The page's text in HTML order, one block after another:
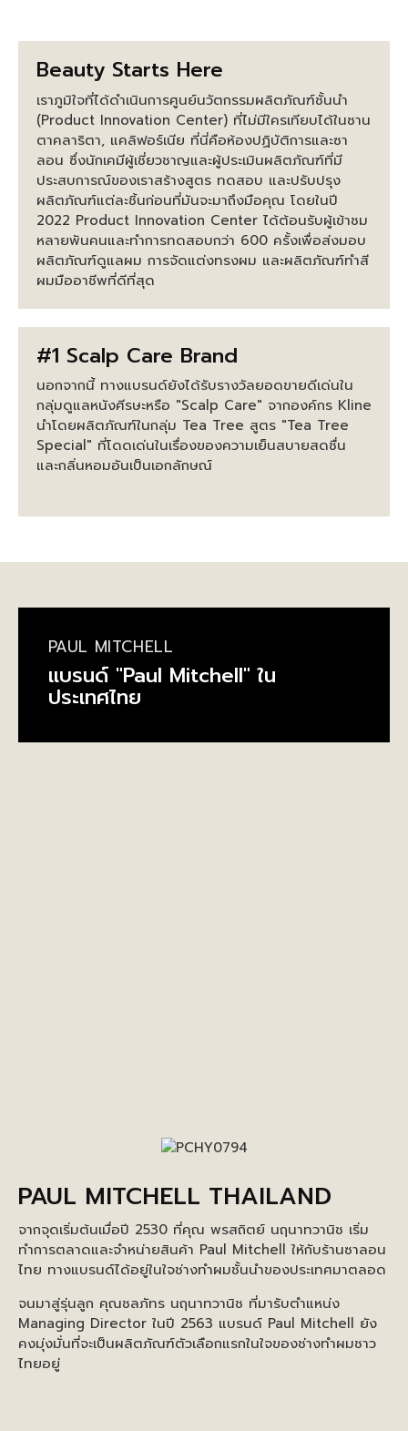
Beauty Starts Here
เราภูมิใจที่ได้ดำเนินการศูนย์นวัตกรรมผลิตภัณฑ์ชั้นนำ
(Product Innovation Center) ที่ไม่มีใครเทียบได้ในซาน
ตาคลาริตา, แคลิฟอร์เนีย ที่นี่คือห้องปฏิบัติการและซา
ลอน ซึ่งนักเคมีผู้เชี่ยวชาญและผู้ประเมินผลิตภัณฑ์ที่มี
ประสบการณ์ของเราสร้างสูตร ทดสอบ และปรับปรุง
ผลิตภัณฑ์แต่ละชิ้นก่อนที่มันจะมาถึงมือคุณ โดยในปี
2022 Product Innovation Center ได้ต้อนรับผู้เข้าชม
หลายพันคนและทำการทดสอบกว่า 600 ครั้งเพื่อส่งมอบ
ผลิตภัณฑ์ดูแลผม การจัดแต่งทรงผม และผลิตภัณฑ์ทำสี
ผมมืออาชีพที่ดีที่สุด
#1 Scalp Care Brand
นอกจากนี้ ทางแบรนด์ยังได้รับรางวัลยอดขายดีเด่นใน
กลุ่มดูแลหนังศีรษะหรือ "Scalp Care" จากองค์กร Kline
นำโดยผลิตภัณฑ์ในกลุ่ม Tea Tree สูตร "Tea Tree
Special" ที่โดดเด่นในเรื่องของความเย็นสบายสดชื่น
และกลิ่นหอมอันเป็นเอกลักษณ์
PAUL MITCHELL
แบรนด์ "Paul Mitchell" ใน
ประเทศไทย
PAUL MITCHELL THAILAND
จากจุดเริ่มต้นเมื่อปี 2530 ที่คุณ พรสถิตย์ นฤนาทวานิช เริ่ม
ทำการตลาดและจำหน่ายสินค้า Paul Mitchell ให้กับร้านซาลอน
ไทย ทางแบรนด์ได้อยู่ในใจช่างทำผมชั้นนำของประเทศมาตลอด
จนมาสู่รุ่นลูก คุณชลภัทร นฤนาทวานิช ที่มารับตำแหน่ง
Managing Director ในปี 2563 แบรนด์ Paul Mitchell ยัง
คงมุ่งมั่นที่จะเป็นผลิตภัณฑ์ตัวเลือกแรกในใจของช่างทำผมชาว
ไทยอยู่